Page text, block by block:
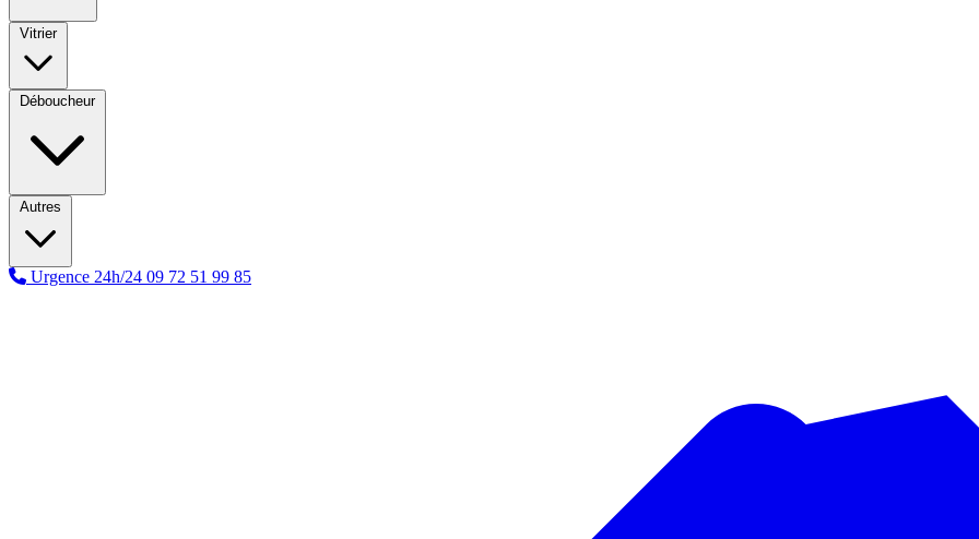
Vitrier
Déboucheur
Autres
Urgence 24h/24 09 72 51 99 85